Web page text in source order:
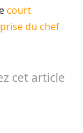
court
du chef
cet article